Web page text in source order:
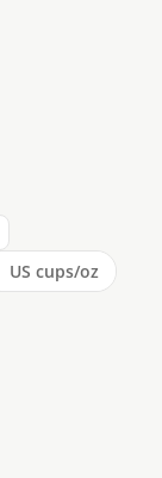
US cups/oz